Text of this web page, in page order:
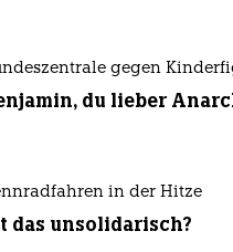
gegen
du lieber
in der Hitze
das unsolidarisch?